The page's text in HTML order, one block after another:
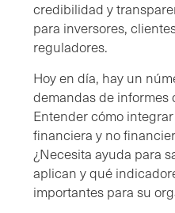
credibilidad y
para inversores,
reguladores.
Hoy en día, hay un
demandas de informes
Entender cómo
financiera y no
¿Necesita ayuda para
aplican y qué
importantes para su